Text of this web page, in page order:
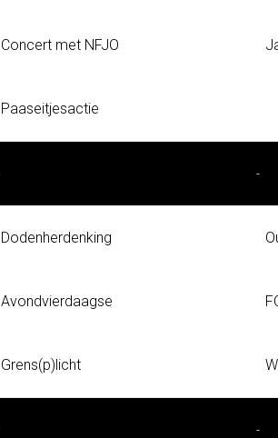
Concert met NFJO
Paaseitjesactie
Dodenherdenking
Avondvierdaagse
Grens(p)licht
-
-